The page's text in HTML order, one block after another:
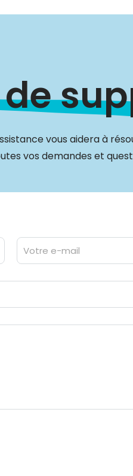
vous aidera à
vos demandes et